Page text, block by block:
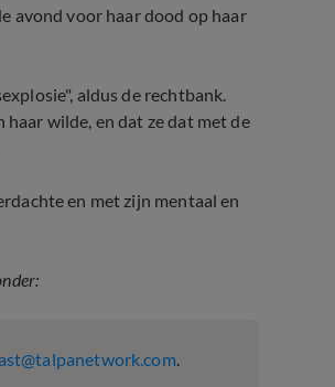
avond voor haar dood op haar
aldus de rechtbank.
wilde, en dat ze dat met de
en met zijn mentaal en
.